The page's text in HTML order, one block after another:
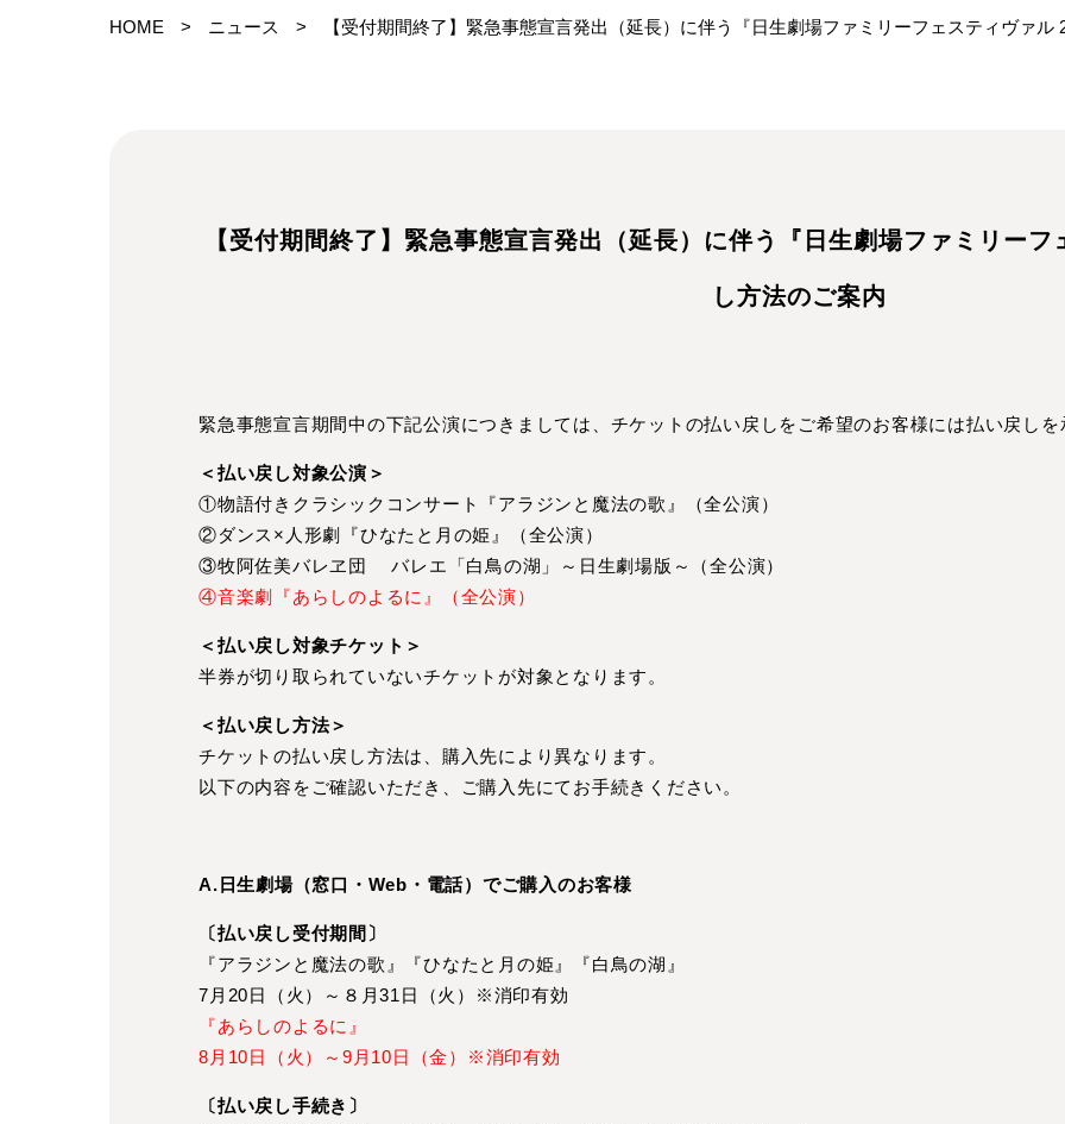
HOME > ニュース > 【受付期間終了】緊急事態宣言発出（延長）に伴う『日生劇場ファミリーフェスティヴァル
【受付期間終了】緊急事態宣言発出（延長）に伴う『日生劇場ファミリー
し方法のご案内
緊急事態宣言期間中の下記公演につきましては、チケットの払い戻しをご希望のお客様には払い戻しを
＜払い戻し対象公演＞
①物語付きクラシックコンサート『アラジンと魔法の歌』（全公演）
②ダンス×人形劇『ひなたと月の姫』（全公演）
③牧阿佐美バレヱ団 バレエ「白鳥の湖」～日生劇場版～（全公演）
④音楽劇『あらしのよるに』（全公演）
＜払い戻し対象チケット＞
半券が切り取られていないチケットが対象となります。
＜払い戻し方法＞
チケットの払い戻し方法は、購入先により異なります。
以下の内容をご確認いただき、ご購入先にてお手続きください。
A.日生劇場（窓口・Web・電話）でご購入のお客様
〔払い戻し受付期間〕
『アラジンと魔法の歌』『ひなたと月の姫』『白鳥の湖』
7月20日（火）～８月31日（火）※消印有効
『あらしのよるに』
8月10日（火）～9月10日（金）※消印有効
〔払い戻し手続き〕